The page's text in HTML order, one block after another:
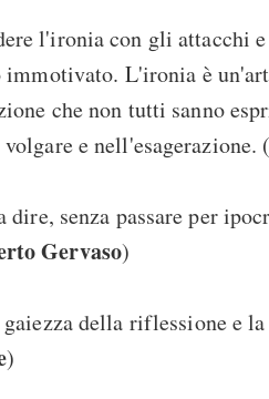
l'ironia con gli attacchi
L'ironia è
che non tutti sanno
volgare e nell'esagerazione.
senza passare per
Gervaso)
della riflessione e la
)